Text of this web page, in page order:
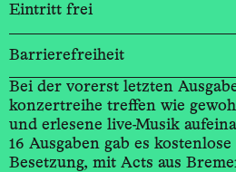
Eintritt frei
Barrierefreiheit
Bei der vorerst letzten
konzertreihe treffen wie
und erlesene live-Musik
16 Ausgaben gab es
Besetzung, mit Acts aus